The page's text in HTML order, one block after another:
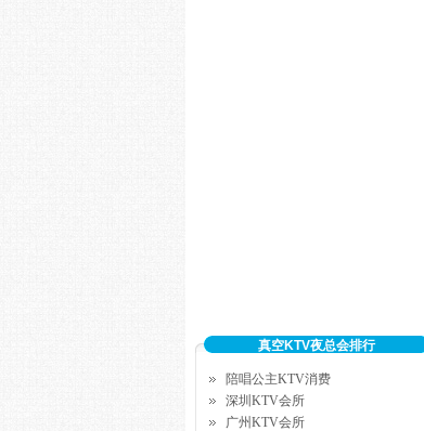
真空KTV夜总会排行
陪唱公主KTV消费
深圳KTV会所
广州KTV会所